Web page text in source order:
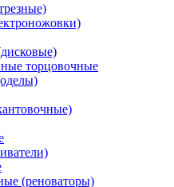
торцовочные
(реноваторы)